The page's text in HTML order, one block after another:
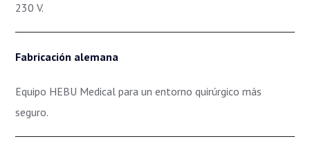
230 V.
Fabricación alemana
Equipo HEBU Medical para un entorno quirúrgico más
seguro.